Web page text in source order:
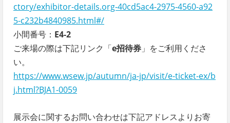
ctory/exhibitor-details.org-40cd5ac4-2975-4560-a92
5-c232b4840985.html#/
小間番号： E4-2
ご来場の際は下記リンク「e招待券 」をご利用くださ
い。
https://www.wsew.jp/autumn/ja-jp/visit/e-ticket-ex/b
j.html?BJA1-0059
展示会に関するお問い合わせは下記アドレスよりお寄